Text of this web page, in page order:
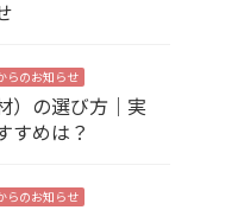
らのお知らせ
）の選び方｜実
すめは？
らのお知らせ